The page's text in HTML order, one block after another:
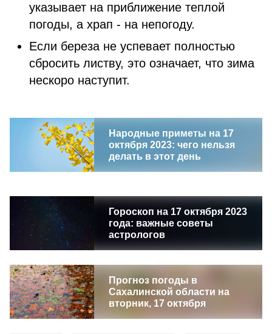
указывает на приближение теплой
погоды, а храп - на непогоду.
Если береза не успевает полностью
сбросить листву, это означает, что зима
нескоро наступит.
Народные приметы на 17
октября 2023: чего нельзя
делать в этот день
Гороскоп на 17 октября 2023
года: важные советы
астрологов
Прогноз погоды в
Сахалинской области на
вторник, 17 октября